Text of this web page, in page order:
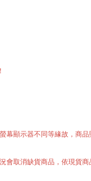
幕顯示器不同等緣故，商
會取消缺貨商品，依現貨